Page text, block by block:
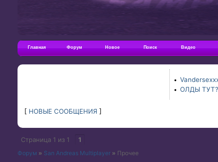
Главная Форум Новое Поиск Видео
•
• ОЛДЫ
[ НОВЫЕ СООБЩЕНИЯ ]
Страница 1 из 1 1
Форум » San Andreas Multiplayer » Прочее